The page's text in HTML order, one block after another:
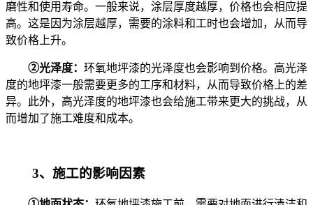
磨性和使用寿命。一般来说，涂层厚度越厚，价格也会相应提
高。这是因为涂层越厚，需要的涂料和工时也会增加，从而导
致价格上升。
②光泽度： 环氧地坪漆的光泽度也会影响到价格。高光泽
度的地坪漆一般需要更多的工序和材料，从而导致价格上的差
异。此外，高光泽度的地坪漆也会给施工带来更大的挑战，从
而增加了施工难度和成本。
3、施工的影响因素